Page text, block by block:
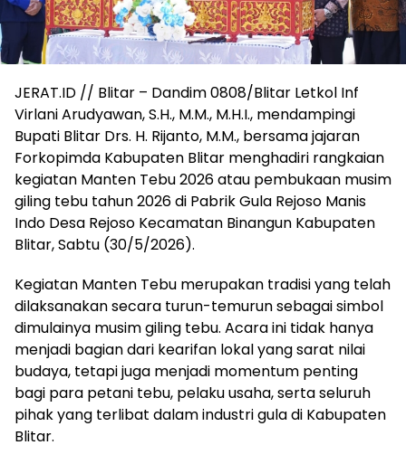
JERAT.ID // Blitar – Dandim 0808/Blitar Letkol Inf
Virlani Arudyawan, S.H., M.M., M.H.I., mendampingi
Bupati Blitar Drs. H. Rijanto, M.M., bersama jajaran
Forkopimda Kabupaten Blitar menghadiri rangkaian
kegiatan Manten Tebu 2026 atau pembukaan musim
giling tebu tahun 2026 di Pabrik Gula Rejoso Manis
Indo Desa Rejoso Kecamatan Binangun Kabupaten
Blitar, Sabtu (30/5/2026).
Kegiatan Manten Tebu merupakan tradisi yang telah
dilaksanakan secara turun-temurun sebagai simbol
dimulainya musim giling tebu. Acara ini tidak hanya
menjadi bagian dari kearifan lokal yang sarat nilai
budaya, tetapi juga menjadi momentum penting
bagi para petani tebu, pelaku usaha, serta seluruh
pihak yang terlibat dalam industri gula di Kabupaten
Blitar.